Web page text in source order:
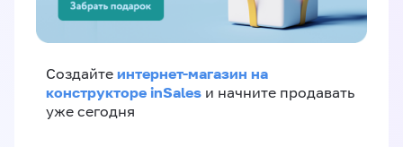
Создайте интернет-магазин на
конструкторе inSales и начните продавать
уже сегодня